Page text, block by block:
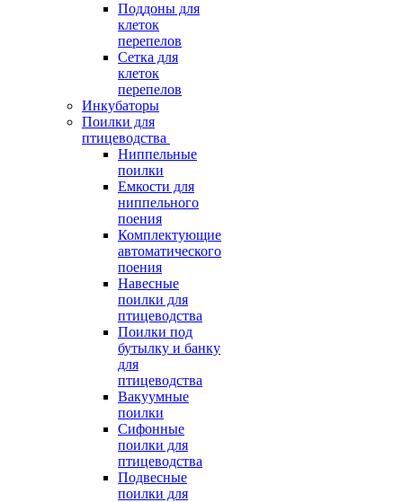
Поддоны для
клеток
перепелов
Сетка для
клеток
перепелов
Инкубаторы
Поилки для
птицеводства
Ниппельные
поилки
Емкости для
ниппельного
поения
Комплектующие
автоматического
поения
Навесные
поилки для
птицеводства
Поилки под
бутылку и банку
для
птицеводства
Вакуумные
поилки
Сифонные
поилки для
птицеводства
Подвесные
поилки для